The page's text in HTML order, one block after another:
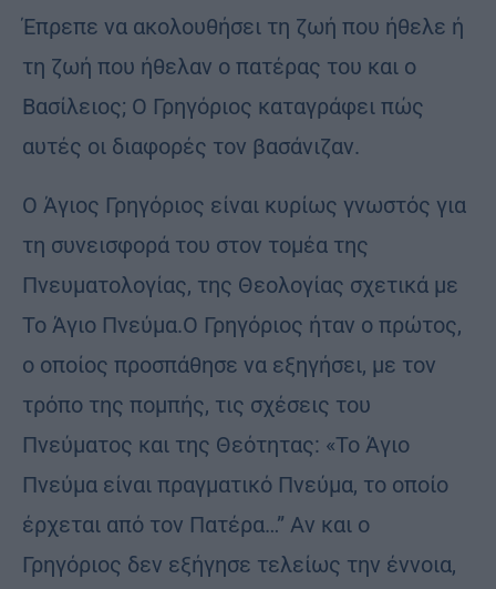
Έπρεπε να ακολουθήσει τη ζωή που ήθελε ή
τη ζωή που ήθελαν ο πατέρας του και ο
Βασίλειος; Ο Γρηγόριος καταγράφει πώς
αυτές οι διαφορές τον βασάνιζαν.
Ο Άγιος Γρηγόριος είναι κυρίως γνωστός για
τη συνεισφορά του στον τομέα της
Πνευματολογίας, της Θεολογίας σχετικά με
Το Άγιο Πνεύμα.Ο Γρηγόριος ήταν ο πρώτος,
ο οποίος προσπάθησε να εξηγήσει, με τον
τρόπο της πομπής, τις σχέσεις του
Πνεύματος και της Θεότητας: «Το Άγιο
Πνεύμα είναι πραγματικό Πνεύμα, το οποίο
έρχεται από τον Πατέρα…” Αν και ο
Γρηγόριος δεν εξήγησε τελείως την έννοια,